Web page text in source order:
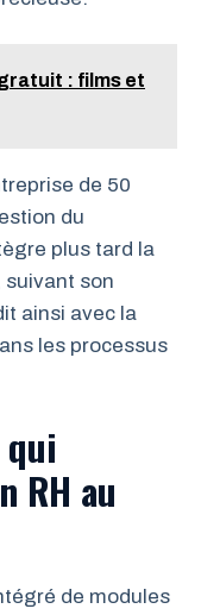
: films et
de 50
du
plus tard la
son
ainsi avec la
les processus
RH au
de modules